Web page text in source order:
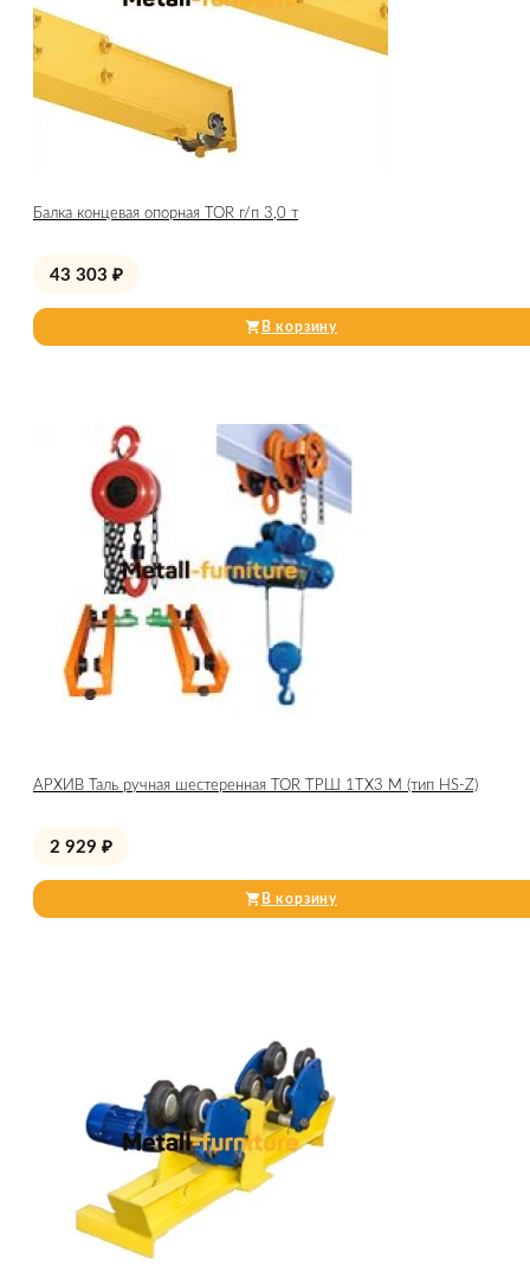
Балка концевая опорная TOR г/п 3,0 т
43 303 ₽
В корзину
АРХИВ Таль ручная шестеренная TOR ТРШ 1ТХ3 М (тип HS-Z)
2 929 ₽
В корзину